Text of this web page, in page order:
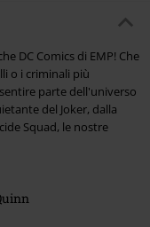
DC Comics di EMP! Che
o i criminali più
parte dell'universo
del Joker, dalla
Squad, le nostre